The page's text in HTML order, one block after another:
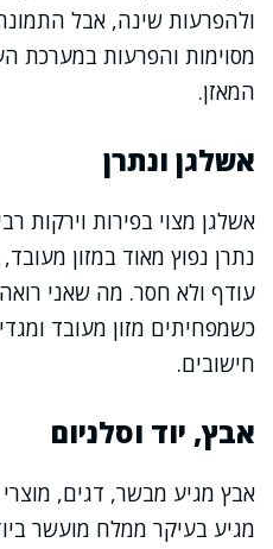
ולהפרעות שינה, אבל
מסוימות והפרעות במערכת
המאזן.
אשלגן ונתרן
אשלגן מצוי בפירות וירקות
נתרן נפוץ מאוד במזון
עודף ולא חסר. מה שאני
כשמפחיתים מזון מעובד
חישובים.
אבץ, יוד וסלניום
אבץ מגיע מבשר, דגים, מוצרי
מגיע בעיקר ממלח מועשר